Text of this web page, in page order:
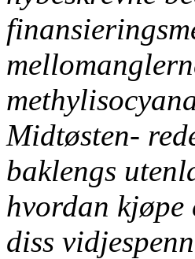
Midtøsten-
baklengs
hvordan kjøpe
diss